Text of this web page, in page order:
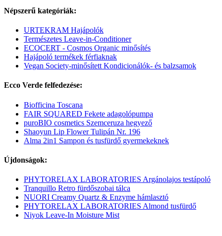
Népszerű kategóriák:
URTEKRAM Hajápolók
Természetes Leave-in-Conditioner
ECOCERT - Cosmos Organic minősítés
Hajápoló termékek férfiaknak
Vegan Society-minősített Kondicionálók- és balzsamok
Ecco Verde felfedezése:
Biofficina Toscana
FAIR SQUARED Fekete adagolópumpa
puroBIO cosmetics Szemceruza hegyező
Shaoyun Lip Flower Tulipán Nr. 196
Alma 2in1 Sampon és tusfürdő gyermekeknek
Újdonságok:
PHYTORELAX LABORATORIES Argánolajos testápoló
Tranquillo Retro fürdőszobai tálca
NUORI Creamy Quartz & Enzyme hámlasztó
PHYTORELAX LABORATORIES Almond tusfürdő
Niyok Leave-In Moisture Mist